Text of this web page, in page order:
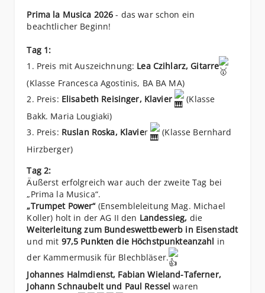
Prima la Musica 2026 - das war schon ein
beachtlicher Beginn!
Tag 1:
1. Preis mit Auszeichnung: Lea Czihlarz, Gitarre
(Klasse Francesca Agostinis, BA BA MA)
2. Preis: Elisabeth Reisinger, Klavier
(Klasse
Bakk. Maria Lougiaki)
3. Preis: Ruslan Roska, Klavier
(Klasse Bernhard
Hirzberger)
Tag 2:
Äußerst erfolgreich war auch der zweite Tag bei
„Prima la Musica“.
„Trumpet Power“(Ensembleleitung Mag. Michael
Koller) holt in der AG II den Landessieg, die
Weiterleitung zum Bundeswettbewerb in Eisenstadt
und mit 97,5 Punkten die Höchstpunkteanzahl in
der Kammermusik für Blechbläser.
Johannes Halmdienst, Fabian Wieland-Taferner,
Johann Schnaubelt und Paul Ressel waren